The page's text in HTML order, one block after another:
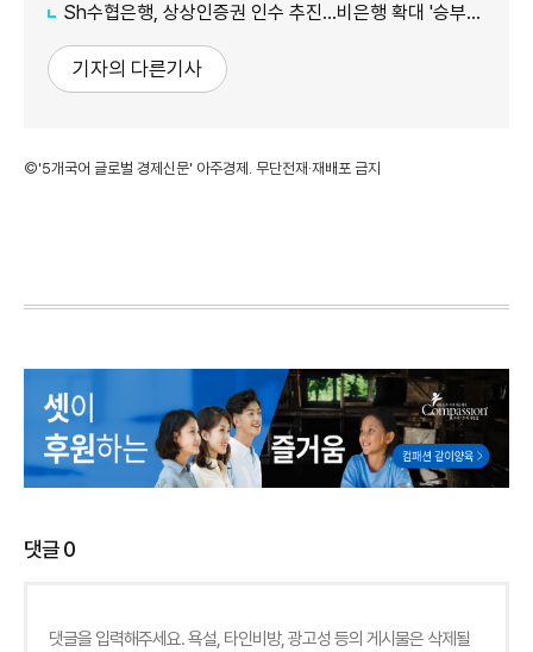
Sh수협은행, 상상인증권 인수 추진…비은행 확대 '승부수'
기자의 다른기사
©'5개국어 글로벌 경제신문' 아주경제. 무단전재·재배포 금지
댓글0